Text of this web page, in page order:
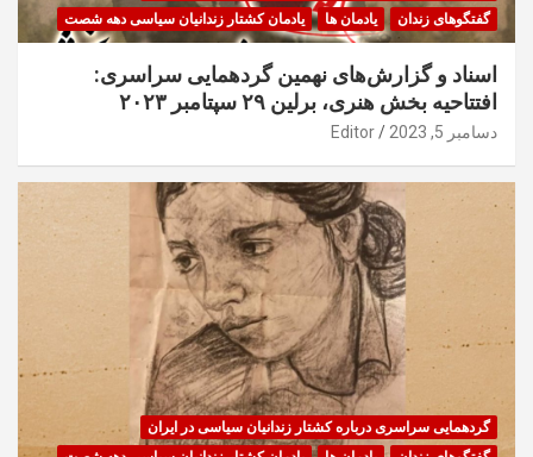
گفتگوهای زندان
یادمان ها یادمان کشتار زندانیان سیاسی دهه شصت
اسناد و گزارش‌های نهمین گردهمایی سراسری:
افتتاحیه بخش هنری، برلین ۲۹ سپتامبر ۲۰۲۳
دسامبر 5, 2023 Editor
گردهمایی سراسری درباره کشتار زندانیان سیاسی در ایران